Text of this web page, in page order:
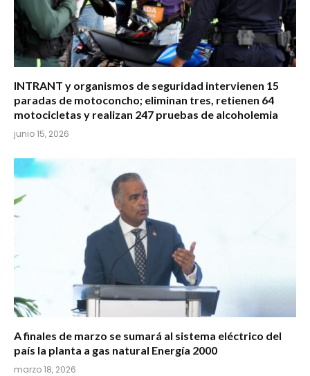
INTRANT y organismos de seguridad intervienen 15
paradas de motoconcho; eliminan tres, retienen 64
motocicletas y realizan 247 pruebas de alcoholemia
junio 15, 2026
A finales de marzo se sumará al sistema eléctrico del
país la planta a gas natural Energía 2000
marzo 18, 2026